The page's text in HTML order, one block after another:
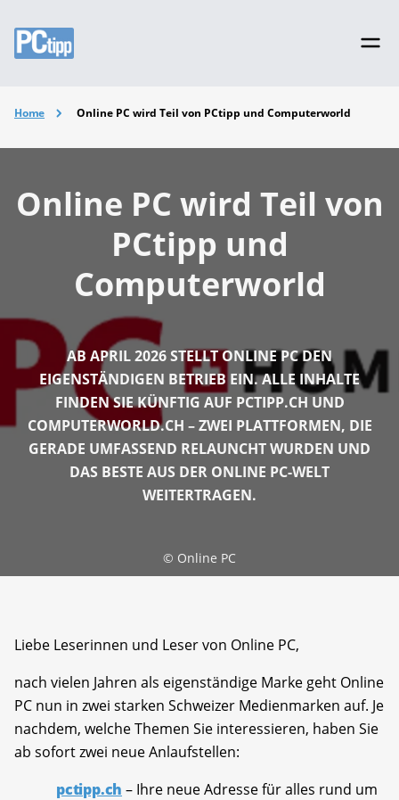
Home Online PC wird Teil von PCtipp und Computerworld
Online PC wird Teil von
PCtipp und
Computerworld
AB APRIL 2026 STELLT ONLINE PC DEN
EIGENSTÄNDIGEN BETRIEB EIN. ALLE INHALTE
FINDEN SIE KÜNFTIG AUF PCTIPP.CH UND
COMPUTERWORLD.CH – ZWEI PLATTFORMEN, DIE
GERADE UMFASSEND RELAUNCHT WURDEN UND
DAS BESTE AUS DER ONLINE PC-WELT
WEITERTRAGEN.
© Online PC
Liebe Leserinnen und Leser von Online PC,
nach vielen Jahren als eigenständige Marke geht Online
PC nun in zwei starken Schweizer Medienmarken auf. Je
nachdem, welche Themen Sie interessieren, haben Sie
ab sofort zwei neue Anlaufstellen:
pctipp.ch – Ihre neue Adresse für alles rund um